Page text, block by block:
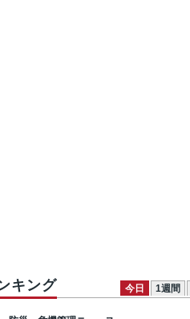
キング 今日 1週間